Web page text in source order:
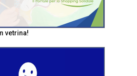
vetrina!